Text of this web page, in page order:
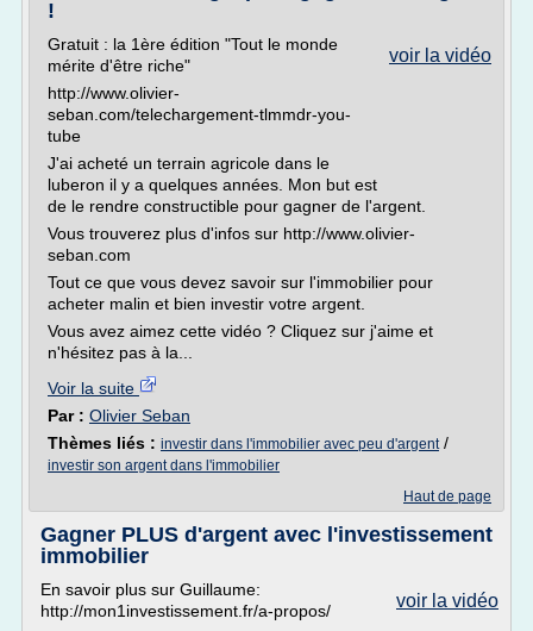
!
voir la vidéo
Gratuit : la 1ère édition "Tout le monde
mérite d'être riche"
http://www.olivier-
seban.com/telechargement-tlmmdr-you-
tube
J'ai acheté un terrain agricole dans le
luberon il y a quelques années. Mon but est
de le rendre constructible pour gagner de l'argent.
Vous trouverez plus d'infos sur http://www.olivier-
seban.com
Tout ce que vous devez savoir sur l'immobilier pour
acheter malin et bien investir votre argent.
Vous avez aimez cette vidéo ? Cliquez sur j'aime et
n'hésitez pas à la...
Voir la suite
Par : Olivier Seban
Thèmes liés : investir dans l'immobilier avec peu d'argent/
investir son argent dans l'immobilier
Haut de page
Gagner PLUS d'argent avec l'investissement
immobilier
voir la vidéo
En savoir plus sur Guillaume:
http://mon1investissement.fr/a-propos/